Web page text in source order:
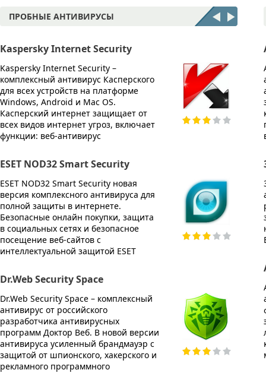
ПРОБНЫЕ АНТИВИРУСЫ
Kaspersky Internet Security
Kaspersky Internet Security –
комплексный антивирус Касперского
для всех устройств на платформе
Windows, Android и Mac OS.
Касперский интернет защищает от
всех видов интернет угроз, включает
функции: веб-антивирус
ESET NOD32 Smart Security
ESET NOD32 Smart Security новая
версия комплексного антивируса для
полной защиты в интернете.
Безопасные онлайн покупки, защита
в социальных сетях и безопасное
посещение веб-сайтов с
интеллектуальной защитой ESET
Dr.Web Security Space
Dr.Web Security Space – комплексный
антивирус от российского
разработчика антивирусных
программ Доктор Веб. В новой версии
антивируса усиленный брандмауэр с
защитой от шпионского, хакерского и
рекламного программного
Avira
всех
AVG